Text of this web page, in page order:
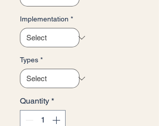
Implementation *
Types *
Quantity *